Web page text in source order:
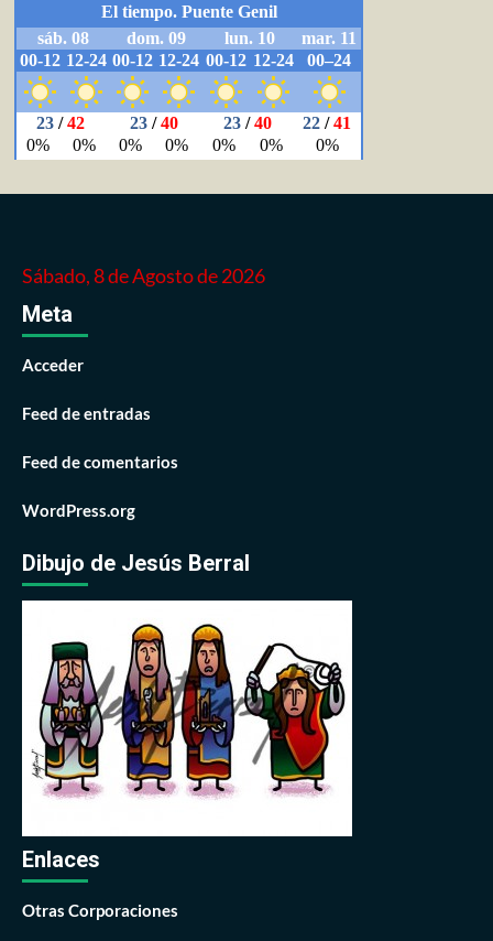
Sábado, 8 de Agosto de 2026
Meta
Acceder
Feed de entradas
Feed de comentarios
WordPress.org
Dibujo de Jesús Berral
Enlaces
Otras Corporaciones